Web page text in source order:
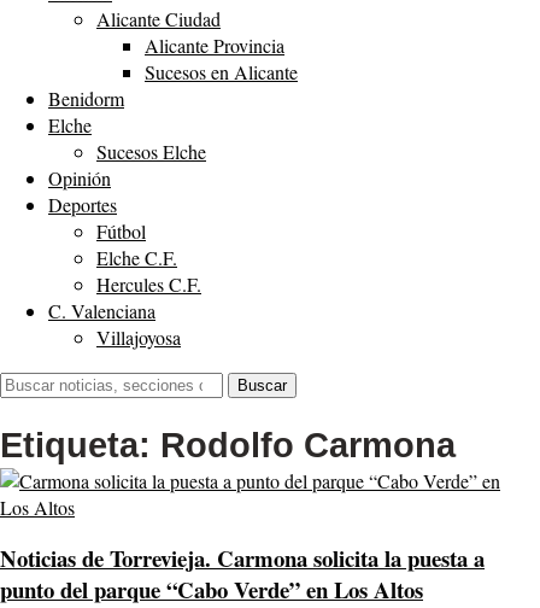
Alicante Ciudad
Alicante Provincia
Sucesos en Alicante
Benidorm
Elche
Sucesos Elche
Opinión
Deportes
Fútbol
Elche C.F.
Hercules C.F.
C. Valenciana
Villajoyosa
Buscar:
Buscar
Etiqueta: Rodolfo Carmona
Noticias de Torrevieja. Carmona solicita la puesta a
punto del parque “Cabo Verde” en Los Altos